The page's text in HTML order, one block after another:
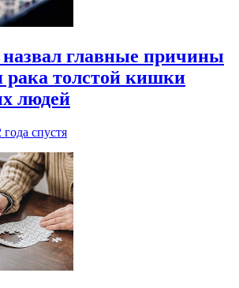
главные причины
рака толстой кишки
людей
года спустя